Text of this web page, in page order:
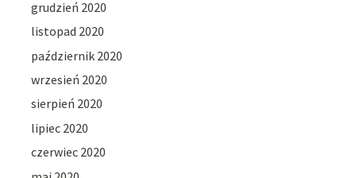
grudzień 2020
listopad 2020
październik 2020
wrzesień 2020
sierpień 2020
lipiec 2020
czerwiec 2020